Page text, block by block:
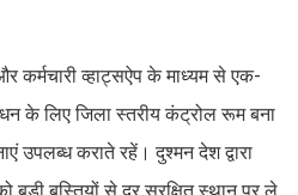
कर्मचारी व्हाट्सऐप के माध्यम से एक-
के लिए जिला स्तरीय कंट्रोल रूम बना
उपलब्ध कराते रहें। दुश्मन देश द्वारा